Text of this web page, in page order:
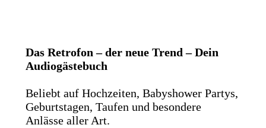
Das Retrofon – der neue Trend – Dein
Audiogästebuch
Beliebt auf Hochzeiten, Babyshower Partys,
Geburtstagen, Taufen und besondere
Anlässe aller Art.